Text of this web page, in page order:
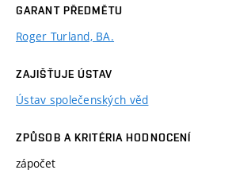
GARANT PŘEDMĚTU
Roger Turland, BA.
ZAJIŠŤUJE ÚSTAV
Ústav společenských věd
ZPŮSOB A KRITÉRIA HODNOCENÍ
zápočet